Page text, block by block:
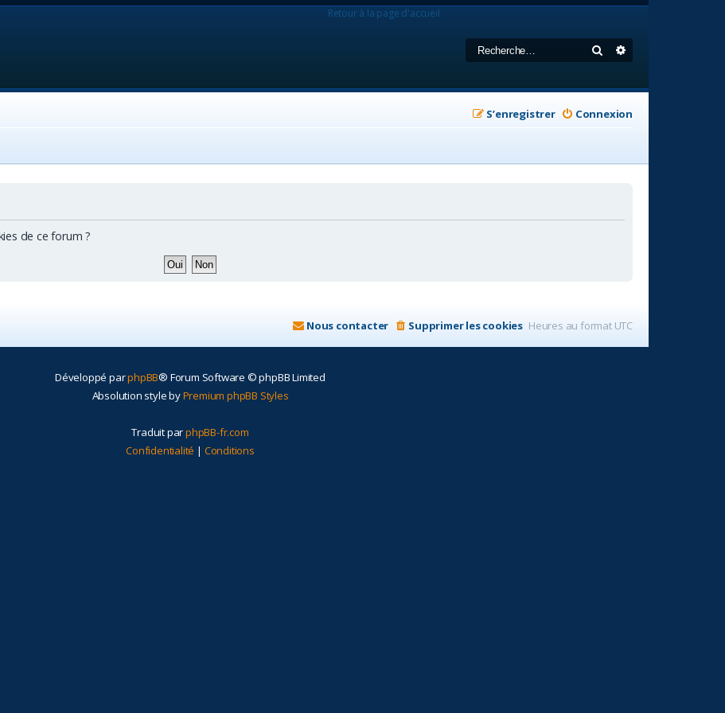
Rechercher
Retour à la page d'accueil
Connexion
S’enregistrer
de ce forum ?
Heures au format UTC
Supprimer les cookies
Nous contacter
Développé parphpBB® Forum Software © phpBB Limited
Absolution style byPremium phpBB Styles
Traduit parphpBB-fr.com
Confidentialité | Conditions